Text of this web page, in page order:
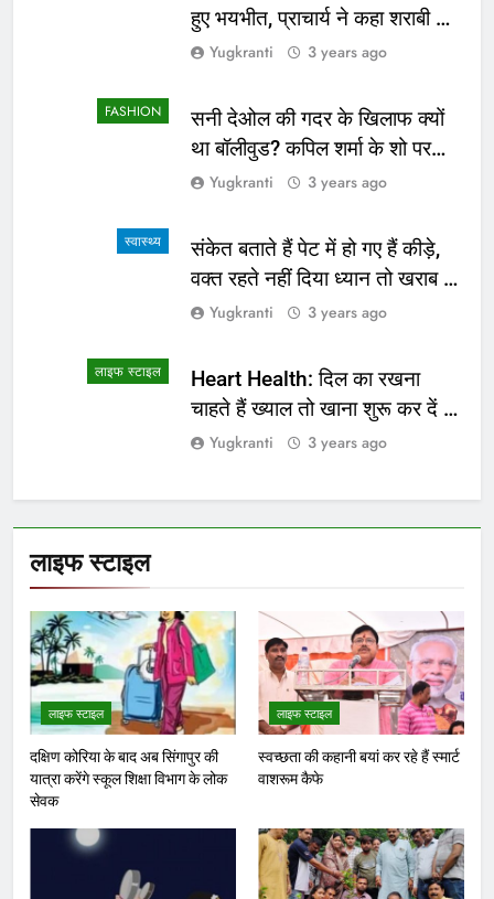
लाइफ स्टाइल
लाइफ स्टाइल
दक्षिण कोरिया के बाद अब सिंगापुर की
यात्रा करेंगे स्कूल शिक्षा विभाग के लोक
सेवक
लाइफ स्टाइल
स्वच्छता की कहानी बयां कर रहे हैं स्मार्ट
वाशरूम कैफे
हुए भयभीत, प्राचार्य ने कहा शराबी ने
उड़ाई अफवाह
Yugkranti 3 years ago
FASHION
सनी देओल की गदर के खिलाफ क्यों
था बॉलीवुड? कपिल शर्मा के शो पर
सामने आई सच्चाई
Yugkranti 3 years ago
स्वास्थ्य
संकेत बताते हैं पेट में हो गए हैं कीड़े,
वक्त रहते नहीं दिया ध्यान तो खराब हो
जाएगी हालत
Yugkranti 3 years ago
लाइफ स्टाइल
Heart Health: दिल का रखना
चाहते हैं ख्याल तो खाना शुरू कर दें ये
4 चीजें
Yugkranti 3 years ago